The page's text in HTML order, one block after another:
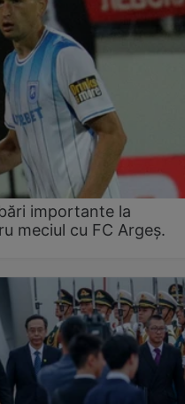
importante la
meciul cu FC Argeş.